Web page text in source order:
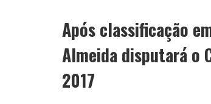
YAN TRAZ A TURNÊ
Após classificação
Almeida disputará o
2017